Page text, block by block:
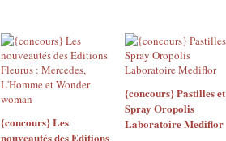
{concours} Les
nouveautés des Editions
{concours} Pastilles et
Spray Oropolis
Laboratoire Mediflor